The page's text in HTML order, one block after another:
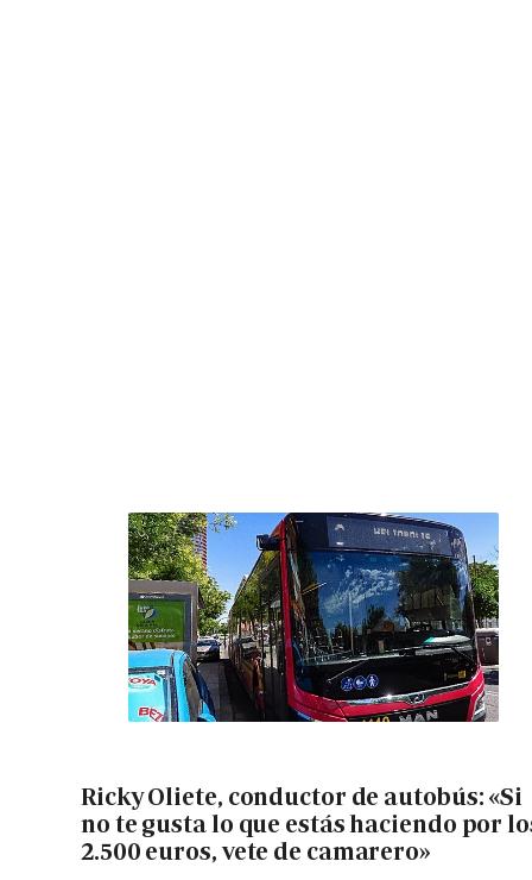
Ricky Oliete, conductor de autobús: «Si
no te gusta lo que estás haciendo por
2.500 euros, vete de camarero»